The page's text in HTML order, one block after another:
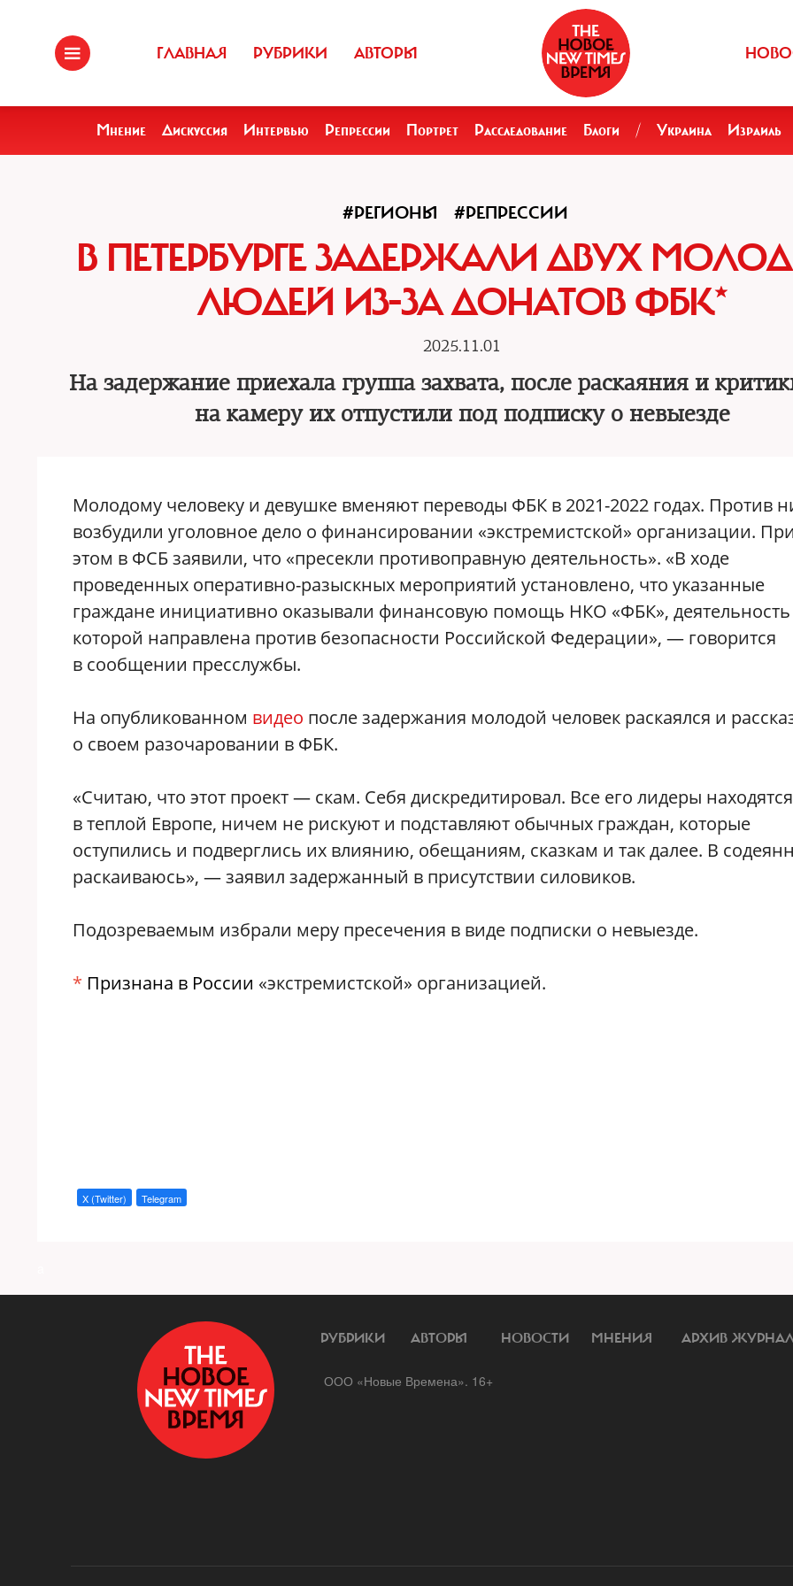
ГЛАВНАЯ РУБРИКИ АВТОРЫ
Мнение Дискуссия Интервью Репрессии Портрет Расследование Блоги / Украина Израиль
#РЕГИОНЫ #РЕПРЕССИИ
В ПЕТЕРБУРГЕ ЗАДЕРЖАЛИ ДВУХ
ЛЮДЕЙ ИЗ-ЗА ДОНАТОВ ФБК*
2025.11.01
На задержание приехала группа захвата, после раскаяния и
на камеру их отпустили под подписку о невыезде
Молодому человеку и девушке вменяют переводы ФБК в 2021-2022 годах. Против
возбудили уголовное дело о финансировании «экстремистской» организации.
этом в ФСБ заявили, что «пресекли противоправную деятельность». «В ходе
проведенных оперативно-разыскных мероприятий установлено, что указанные
граждане инициативно оказывали финансовую помощь НКО «ФБК», деятельность
которой направлена против безопасности Российской Федерации», — говорится
в сообщении пресслужбы.
На опубликованном видео после задержания молодой человек раскаялся и
о своем разочаровании в ФБК.
«Считаю, что этот проект — скам. Себя дискредитировал. Все его лидеры находятся
в теплой Европе, ничем не рискуют и подставляют обычных граждан, которые
оступились и подверглись их влиянию, обещаниям, сказкам и так далее. В
раскаиваюсь», — заявил задержанный в присутствии силовиков.
Подозреваемым избрали меру пресечения в виде подписки о невыезде.
* Признана в России «экстремистской» организацией.
X (Twitter) Telegram
РУБРИКИ АВТОРЫ НОВОСТИ МНЕНИЯ АРХИВ
ООО «Новые Времена». 16+